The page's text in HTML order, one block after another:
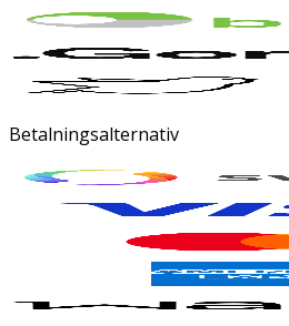
Betalningsalternativ